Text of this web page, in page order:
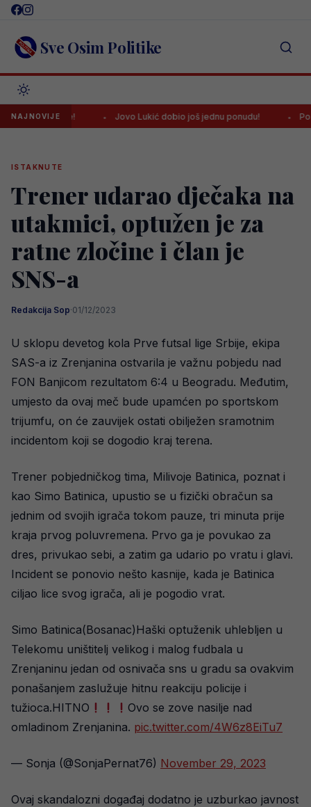
Skip
content Sve Osim Politike
NAJNOVIJE Jovo Lukić dobio još jednu ponudu! Poznata
ISTAKNUTE
Trener udarao dječaka na
utakmici, optužen je za
ratne zločine i član je
SNS-a
Redakcija Sop·01/12/2023
U sklopu devetog kola Prve futsal lige Srbije, ekipa
SAS-a iz Zrenjanina ostvarila je važnu pobjedu nad
FON Banjicom rezultatom 6:4 u Beogradu. Međutim,
umjesto da ovaj meč bude upamćen po sportskom
trijumfu, on će zauvijek ostati obilježen sramotnim
incidentom koji se dogodio kraj terena.
Trener pobjedničkog tima, Milivoje Batinica, poznat i
kao Simo Batinica, upustio se u fizički obračun sa
jednim od svojih igrača tokom pauze, tri minuta prije
kraja prvog poluvremena. Prvo ga je povukao za
dres, privukao sebi, a zatim ga udario po vratu i glavi.
Incident se ponovio nešto kasnije, kada je Batinica
ciljao lice svog igrača, ali je pogodio vrat.
Simo Batinica(Bosanac)Haški optuženik uhlebljen u
Telekomu uništitelj velikog i malog fudbala u
Zrenjaninu jedan od osnivača sns u gradu sa ovakvim
ponašanjem zaslužuje hitnu reakciju policije i
tužioca.HITNO
Ovo se zove nasilje nad
omladinom Zrenjanina. pic.twitter.com/4W6z8EiTu7
— Sonja (@SonjaPernat76) November 29, 2023
Ovaj skandalozni događaj dodatno je uzburkao javnost